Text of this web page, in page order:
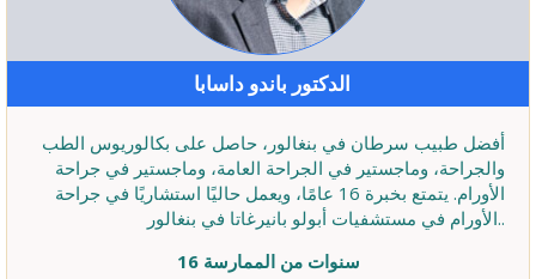
الدكتور باندو داسابا
أفضل طبيب سرطان في بنغالور، حاصل على بكالوريوس الطب
والجراحة، وماجستير في الجراحة العامة، وماجستير في جراحة
الأورام. يتمتع بخبرة 16 عامًا، ويعمل حاليًا استشاريًا في جراحة
الأورام في مستشفيات أبولو بانيرغاتا في بنغالور..
16 سنوات من الممارسة